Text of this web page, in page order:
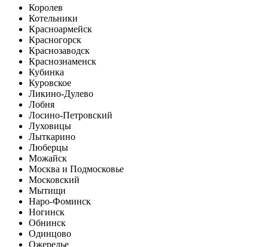
Королев
Котельники
Красноармейск
Красногорск
Краснозаводск
Краснознаменск
Кубинка
Куровское
Ликино-Дулево
Лобня
Лосино-Петровский
Луховицы
Лыткарино
Люберцы
Можайск
Москва и Подмосковье
Московский
Мытищи
Наро-Фоминск
Ногинск
Обнинск
Одинцово
Ожерелье